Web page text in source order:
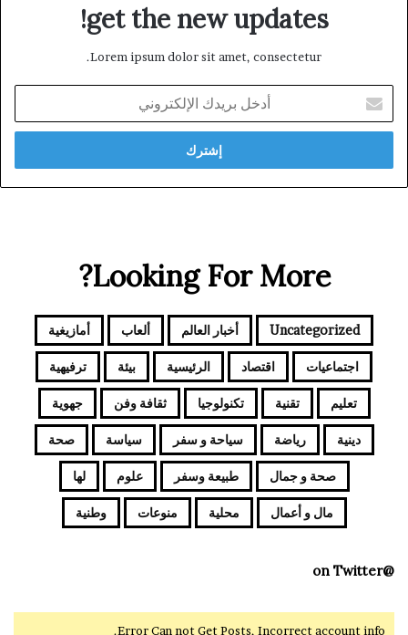
get the new updates!
Lorem ipsum dolor sit amet, consectetur.
بريدك
الإلكتروني
Looking For More?
Uncategorized أخبار العالم ألعاب أمازيغية
اجتماعيات اقتصاد الرئيسية بيئة ترفيهية
تعليم تقنية تكنولوجيا ثقافة وفن جهوية
دينية رياضة سياحة و سفر سياسة صحة
صحة و جمال طبيعة وسفر علوم لها
مال و أعمال محلية منوعات وطنية
@on Twitter
Error Can not Get Posts, Incorrect account info.